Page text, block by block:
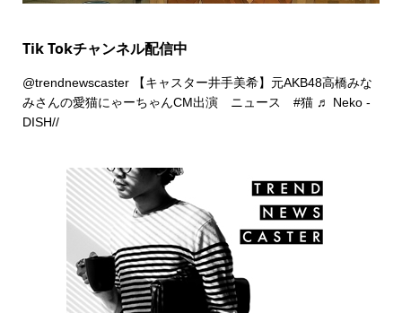
Tik Tokチャンネル配信中
@trendnewscaster【キャスター井手美希】元AKB48高橋みな
みさんの愛猫にゃーちゃんCM出演 ニュース #猫 ♬ Neko -
DISH//